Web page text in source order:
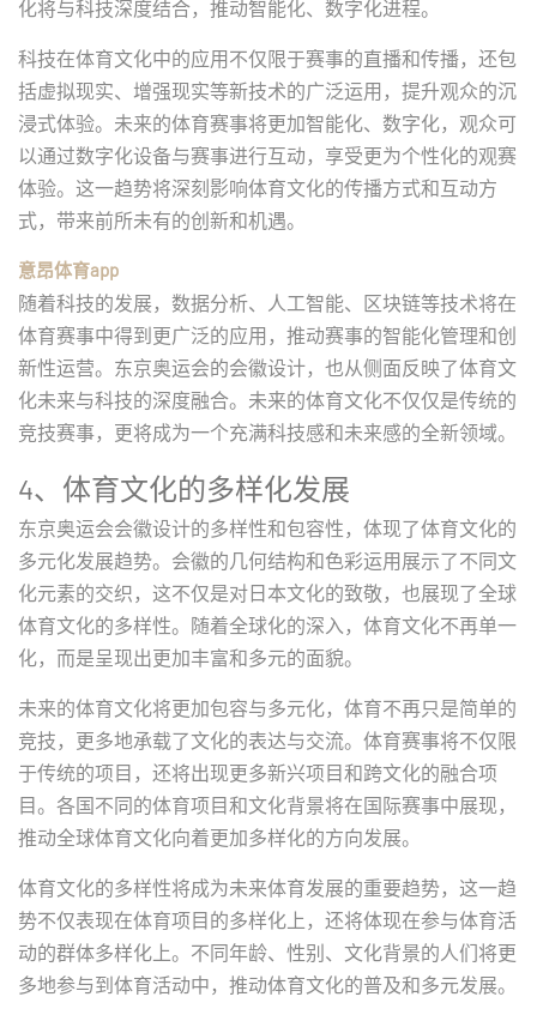
化将与科技深度结合，推动智能化、数字化进程。
科技在体育文化中的应用不仅限于赛事的直播和传播，还包
括虚拟现实、增强现实等新技术的广泛运用，提升观众的沉
浸式体验。未来的体育赛事将更加智能化、数字化，观众可
以通过数字化设备与赛事进行互动，享受更为个性化的观赛
体验。这一趋势将深刻影响体育文化的传播方式和互动方
式，带来前所未有的创新和机遇。
意昂体育app
随着科技的发展，数据分析、人工智能、区块链等技术将在
体育赛事中得到更广泛的应用，推动赛事的智能化管理和创
新性运营。东京奥运会的会徽设计，也从侧面反映了体育文
化未来与科技的深度融合。未来的体育文化不仅仅是传统的
竞技赛事，更将成为一个充满科技感和未来感的全新领域。
4、体育文化的多样化发展
东京奥运会会徽设计的多样性和包容性，体现了体育文化的
多元化发展趋势。会徽的几何结构和色彩运用展示了不同文
化元素的交织，这不仅是对日本文化的致敬，也展现了全球
体育文化的多样性。随着全球化的深入，体育文化不再单一
化，而是呈现出更加丰富和多元的面貌。
未来的体育文化将更加包容与多元化，体育不再只是简单的
竞技，更多地承载了文化的表达与交流。体育赛事将不仅限
于传统的项目，还将出现更多新兴项目和跨文化的融合项
目。各国不同的体育项目和文化背景将在国际赛事中展现，
推动全球体育文化向着更加多样化的方向发展。
体育文化的多样性将成为未来体育发展的重要趋势，这一趋
势不仅表现在体育项目的多样化上，还将体现在参与体育活
动的群体多样化上。不同年龄、性别、文化背景的人们将更
多地参与到体育活动中，推动体育文化的普及和多元发展。